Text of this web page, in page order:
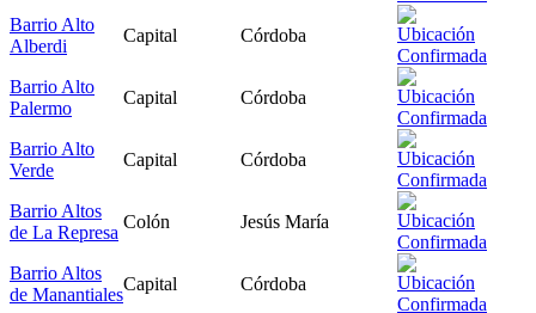
Barrio Alto
Alberdi
Capital Córdoba
Barrio Alto
Palermo
Capital Córdoba
Barrio Alto
Verde
Capital Córdoba
Barrio Altos
de La Represa
Colón Jesús María
Barrio Altos
de Manantiales
Capital Córdoba